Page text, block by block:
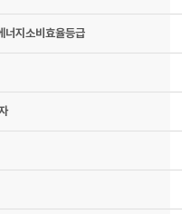
너지소비효율등급